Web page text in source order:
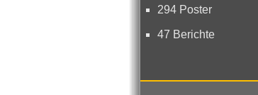
294 Poster
47 Berichte